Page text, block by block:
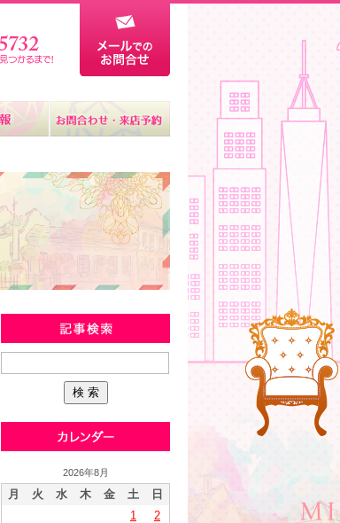
新着物件情報
2026年8月
月 火 水 木 金 土 日
1
2